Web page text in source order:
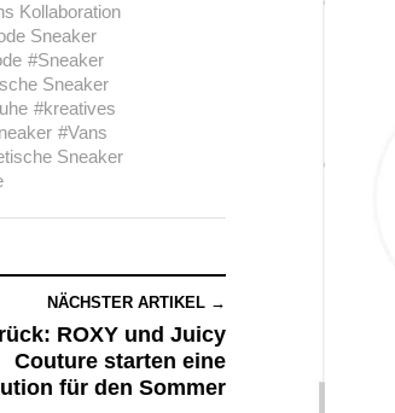
Kollaboration
Sneaker
#Sneaker
Sneaker
#kreatives
#Vans
Sneaker
NÄCHSTER ARTIKEL →
ROXY und Juicy
Couture starten eine
für den Sommer